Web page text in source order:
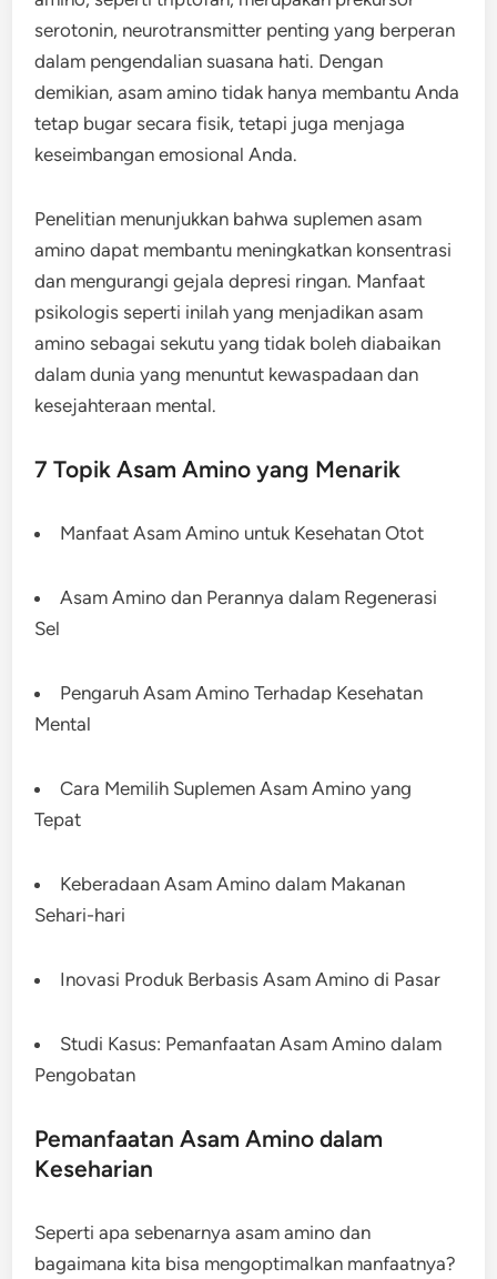
serotonin, neurotransmitter penting yang berperan
dalam pengendalian suasana hati. Dengan
demikian, asam amino tidak hanya membantu Anda
tetap bugar secara fisik, tetapi juga menjaga
keseimbangan emosional Anda.
Penelitian menunjukkan bahwa suplemen asam
amino dapat membantu meningkatkan konsentrasi
dan mengurangi gejala depresi ringan. Manfaat
psikologis seperti inilah yang menjadikan asam
amino sebagai sekutu yang tidak boleh diabaikan
dalam dunia yang menuntut kewaspadaan dan
kesejahteraan mental.
7 Topik Asam Amino yang Menarik
Manfaat Asam Amino untuk Kesehatan Otot
Asam Amino dan Perannya dalam Regenerasi
Sel
Pengaruh Asam Amino Terhadap Kesehatan
Mental
Cara Memilih Suplemen Asam Amino yang
Tepat
Keberadaan Asam Amino dalam Makanan
Sehari-hari
Inovasi Produk Berbasis Asam Amino di Pasar
Studi Kasus: Pemanfaatan Asam Amino dalam
Pengobatan
Pemanfaatan Asam Amino dalam
Keseharian
Seperti apa sebenarnya asam amino dan
bagaimana kita bisa mengoptimalkan manfaatnya?